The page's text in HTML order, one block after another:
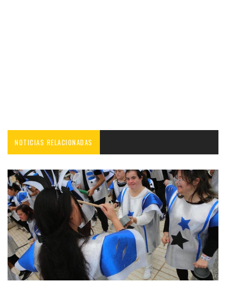
NOTICIAS RELACIONADAS